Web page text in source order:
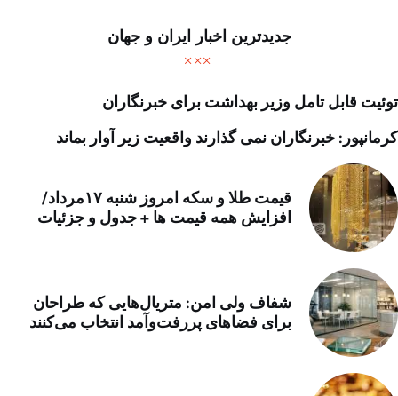
جدیدترین اخبار ایران و جهان
توئیت قابل تامل وزیر بهداشت برای خبرنگاران
کرمانپور: خبرنگاران نمی گذارند واقعیت زیر آوار بماند
قیمت طلا و سکه امروز شنبه ۱۷مرداد/
افزایش همه قیمت ها + جدول و جزئیات
شفاف ولی امن: متریال‌هایی که طراحان
برای فضاهای پررفت‌وآمد انتخاب می‌کنند